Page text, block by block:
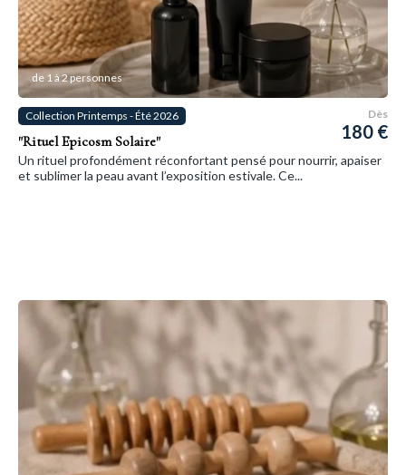
de 1 à 2 personnes
Collection Printemps - Été 2026
"Rituel Epicosm Solaire"
Dès
180 €
Un rituel profondément réconfortant pensé pour nourrir, apaiser
et sublimer la peau avant l’exposition estivale. Ce...